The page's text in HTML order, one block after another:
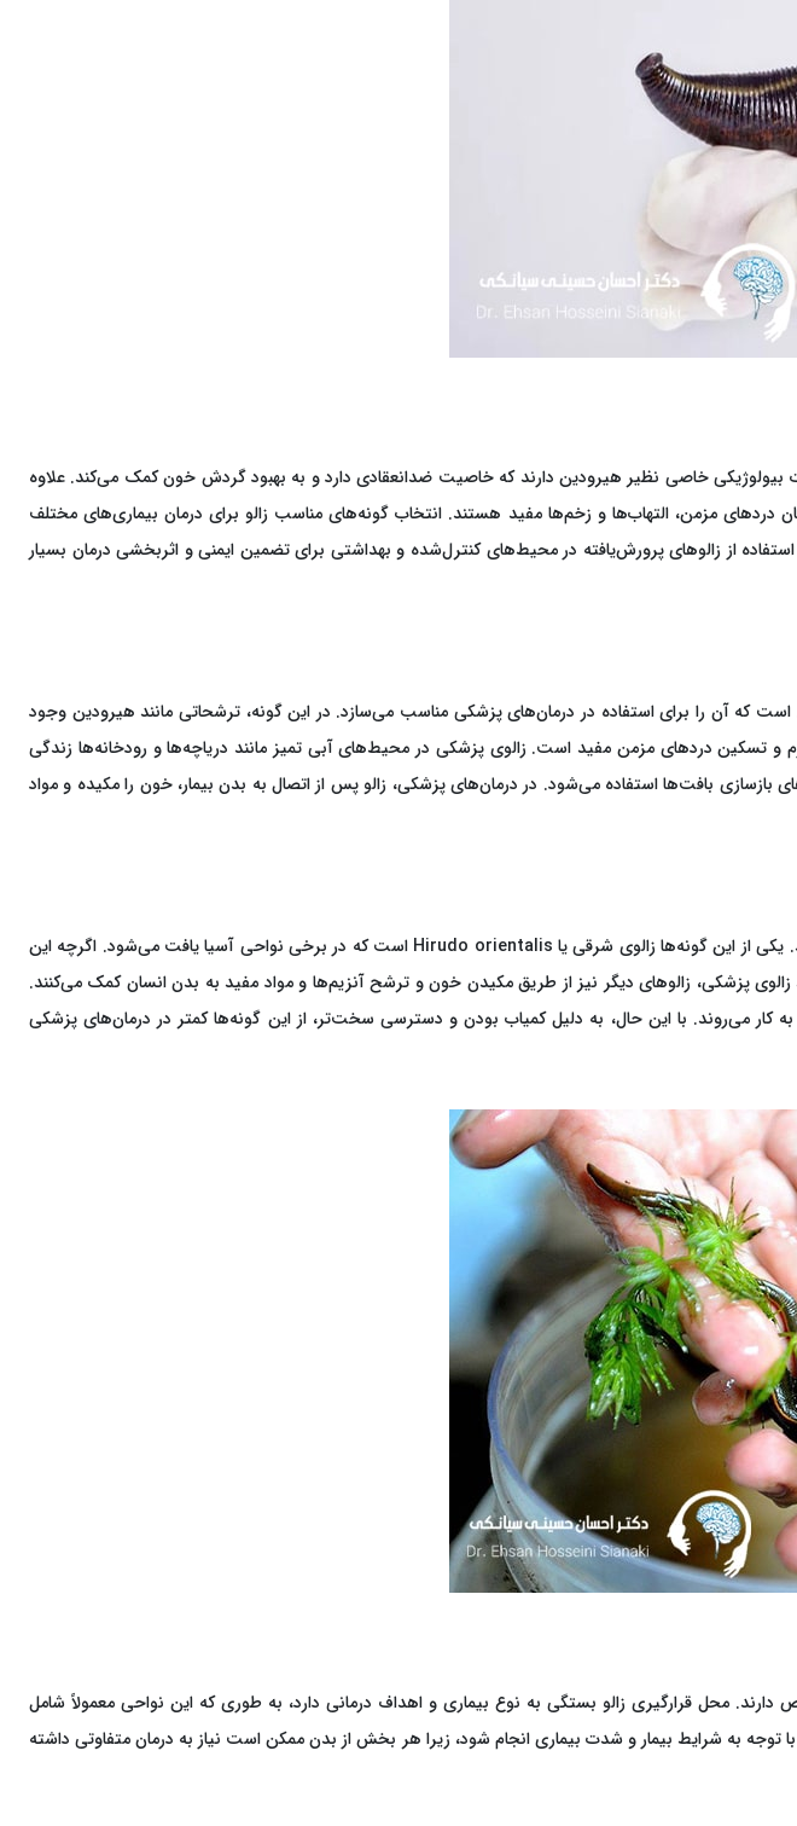
بیولوژیکی خاصی نظیر هیرودین دارند که خاصیت ضدانعقادی دارد و به بهبود گردش خون کمک می‌کند. علاوه
دردهای مزمن، التهاب‌ها و زخم‌ها مفید هستند. انتخاب گونه‌های مناسب زالو برای درمان بیماری‌های مختلف
از زالوهای پرورش‌یافته در محیط‌های کنترل‌شده و بهداشتی برای تضمین ایمنی و اثربخشی درمان بسیار
است که آن را برای استفاده در درمان‌های پزشکی مناسب می‌سازد. در این گونه، ترشحاتی مانند هیرودین وجود
تسکین دردهای مزمن مفید است. زالوی پزشکی در محیط‌های آبی تمیز مانند دریاچه‌ها و رودخانه‌ها زندگی
بافت‌ها استفاده می‌شود. در درمان‌های پزشکی، زالو پس از اتصال به بدن بیمار، خون را مکیده و مواد
علاوه بر زالوی پزشکی، گونه‌های دیگری از زالوها نیز وجود دارند که در برخی مناطق خاص مورد استفاده قرار می‌گیرند. یکی از این گونه‌ها زالوی شرقی یا Hirudo orientalis است که در برخی نواحی آسیا یافت می‌شود. اگرچه این
پزشکی، زالوهای دیگر نیز از طریق مکیدن خون و ترشح آنزیم‌ها و مواد مفید به بدن انسان کمک می‌کنند.
کار می‌روند. با این حال، به دلیل کمیاب بودن و دسترسی سخت‌تر، از این گونه‌ها کمتر در درمان‌های پزشکی
محل قرارگیری زالو بستگی به نوع بیماری و اهداف درمانی دارد، به طوری که این نواحی معمولاً شامل
توجه به شرایط بیمار و شدت بیماری انجام شود، زیرا هر بخش از بدن ممکن است نیاز به درمان متفاوتی داشته